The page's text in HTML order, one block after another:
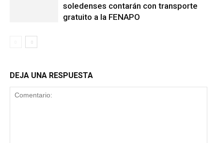
soledenses contarán con transporte
gratuito a la FENAPO
DEJA UNA RESPUESTA